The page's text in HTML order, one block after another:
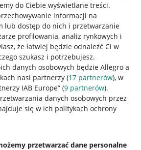
do Ciebie wyświetlane treści.
informacji na
lub dostęp do nich i przetwarzanie
profilowania, analiz rynkowych i
że łatwiej będzie odnaleźć Ci w
szukasz i potrzebujesz.
danych osobowych będzie Allegro a
nasi partnerzy (17 partnerów), w
IAB Europe” (9 partnerów).
danych osobowych przez
się w ich politykach ochrony
przetwarzać dane personalne